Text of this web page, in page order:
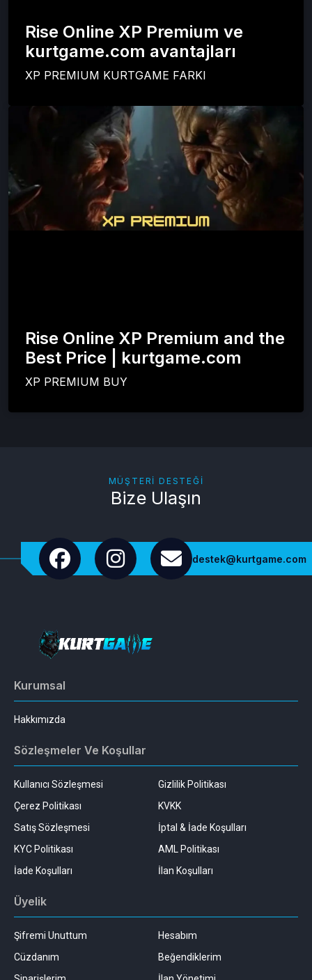
Rise Online XP Premium ve
kurtgame.com avantajları
XP PREMIUM KURTGAME FARKI
Rise Online XP Premium and the
Best Price | kurtgame.com
XP PREMIUM BUY
MÜŞTERI DESTEĞI
Bize Ulaşın
destek@kurtgame.com
Kurumsal
Hakkımızda
Sözleşmeler Ve Koşullar
Kullanıcı Sözleşmesi
Gizlilik Politikası
Çerez Politikası
KVKK
Satış Sözleşmesi
İptal & İade Koşulları
KYC Politikası
AML Politikası
İade Koşulları
İlan Koşulları
Üyelik
Şifremi Unuttum
Hesabım
Cüzdanım
Beğendiklerim